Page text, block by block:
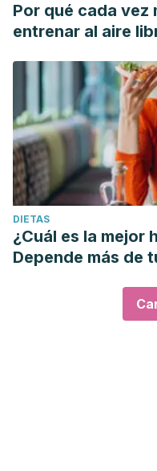
Por qué cada vez
entrenar al aire
DIETAS
¿Cuál es la mejor
Depende más de